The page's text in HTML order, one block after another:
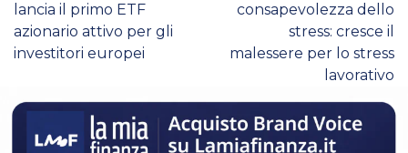
lancia il primo ETF
azionario attivo per gli
investitori europei
consapevolezza dello
stress: cresce il
malessere per lo stress
lavorativo